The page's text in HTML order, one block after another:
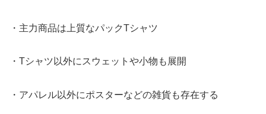
・主力商品は上質なパックTシャツ
・Tシャツ以外にスウェットや小物も展開
・アパレル以外にポスターなどの雑貨も存在する